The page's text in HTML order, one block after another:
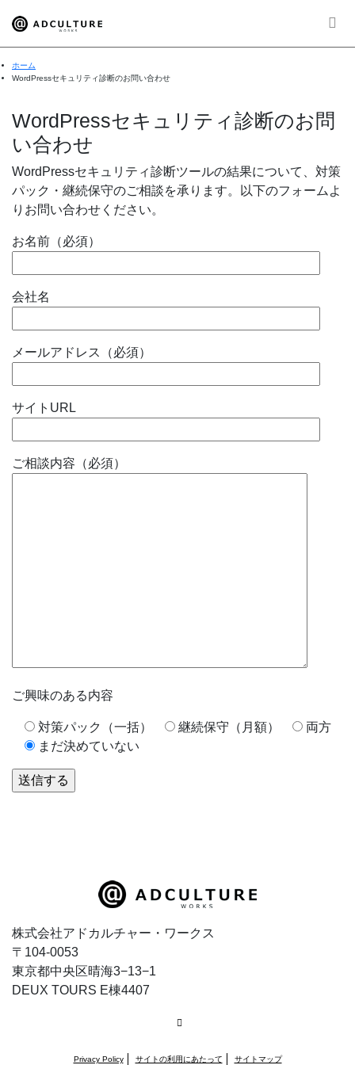
ホーム
WordPressセキュリティ診断のお問い合わせ
WordPressセキュリティ診断のお問
い合わせ
WordPressセキュリティ診断ツールの結果について、対策
パック・継続保守のご相談を承ります。以下のフォームよ
りお問い合わせください。
お名前（必須）
会社名
メールアドレス（必須）
サイトURL
ご相談内容（必須）
ご興味のある内容
対策パック（一括） 継続保守（月額）
両方
まだ決めていない
株式会社アドカルチャー・ワークス
〒104-0053
東京都中央区晴海3−13−1
DEUX TOURS E棟4407
Privacy Policy サイトの利用にあたって サイトマップ